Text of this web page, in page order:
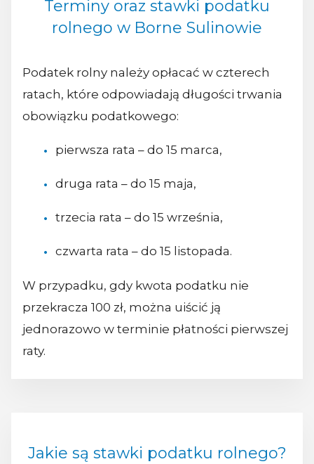
Terminy oraz stawki podatku
rolnego w Borne Sulinowie
Podatek rolny należy opłacać w czterech
ratach, które odpowiadają długości trwania
obowiązku podatkowego:
pierwsza rata – do 15 marca,
druga rata – do 15 maja,
trzecia rata – do 15 września,
czwarta rata – do 15 listopada.
W przypadku, gdy kwota podatku nie
przekracza 100 zł, można uiścić ją
jednorazowo w terminie płatności pierwszej
raty.
Jakie są stawki podatku rolnego?